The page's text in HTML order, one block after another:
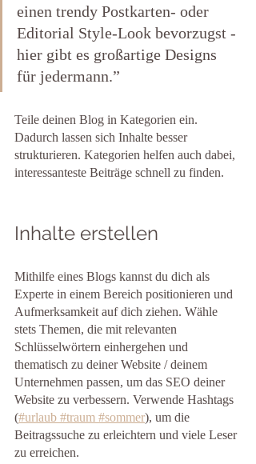
einen trendy Postkarten- oder
Editorial Style-Look bevorzugst -
hier gibt es großartige Designs
für jedermann.”
Teile deinen Blog in Kategorien ein.
Dadurch lassen sich Inhalte besser
strukturieren. Kategorien helfen auch dabei,
interessanteste Beiträge schnell zu finden.
Inhalte erstellen
Mithilfe eines Blogs kannst du dich als
Experte in einem Bereich positionieren und
Aufmerksamkeit auf dich ziehen. Wähle
stets Themen, die mit relevanten
Schlüsselwörtern einhergehen und
thematisch zu deiner Website / deinem
Unternehmen passen, um das SEO deiner
Website zu verbessern. Verwende Hashtags
(#urlaub #traum #sommer), um die
Beitragssuche zu erleichtern und viele Leser
zu erreichen.